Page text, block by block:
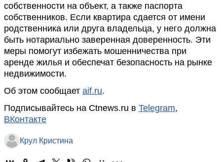
собственности на объект, а также паспорта
собственников. Если квартира сдается от имени
родственника или друга владельца, у него должна
быть нотариально заверенная доверенность. Эти
меры помогут избежать мошенничества при
аренде жилья и обеспечат безопасность на рынке
недвижимости.
Об этом сообщает aif.ru.
Подписывайтесь на Ctnews.ru в Telegram,
ВКонтакте
Крул Кристина